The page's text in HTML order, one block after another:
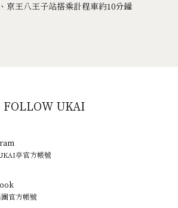
京王八王子站搭乘計程車約10分鐘
FOLLOW UKAI
亭官方帳號
官方帳號